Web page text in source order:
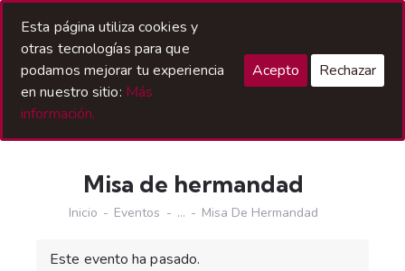
Misa de hermandad
Inicio Eventos ... Misa De Hermandad
Este evento ha pasado.
Esta página utiliza cookies y
otras tecnologías para que
podamos mejorar tu experiencia
en nuestro sitio: Más
información.
Acepto Rechazar